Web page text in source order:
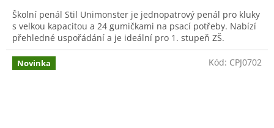
Školní penál Stil Unimonster je jednopatrový penál pro kluky
s velkou kapacitou a 24 gumičkami na psací potřeby. Nabízí
přehledné uspořádání a je ideální pro 1. stupeň ZŠ.
Novinka Kód: CPJ0702